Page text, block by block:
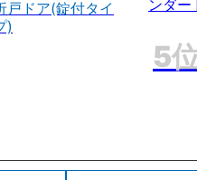
戸ドア(錠付タイ
)